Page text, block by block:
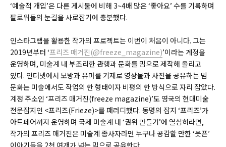
‘예술적 개입’은 다른 게시물에 비해 3~4배 많은 ‘좋아요’ 수를 기록하며
팔로워들의 눈길을 사로잡기에 충분했다.
인스타그램을 활용한 작가의 프로젝트는 이번이 처음이 아니다. 그는
2019년부터 ‘프리즈 매거진(@freeze_magazine)’이라는 계정을
운영하며, 미술계 내 부조리한 관행과 문화를 밈으로 제작해 올리고
있다. 인터넷에서 모방과 유머를 기제로 영상물과 사진을 공유하는 밈
문화는 미술에서도 작업의 한 형태이자 비평의 한 방식으로 자리 잡았다.
계정 주소인 ‘프리즈 매거진(freeze magazine)’도 영국의 현대미술
전문잡지인 <프리즈(Frieze)>를 패러디했다. 동명의 잡지 ‘프리즈’가
아트페어까지 운영하며 국제 미술계 내 ‘권위 만들기’에 열심히라면,
작가의 프리즈 매거진은 미술계 종사자라면 누구나 공감할 만한 ‘웃픈’